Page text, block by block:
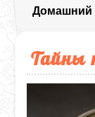
Домашний
Тайны